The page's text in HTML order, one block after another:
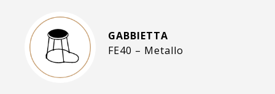
GABBIETTA
FE40 – Metallo